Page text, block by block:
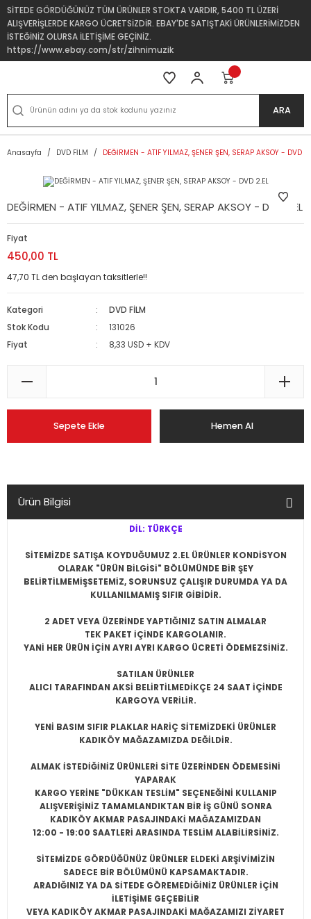
SİTEDE GÖRDÜĞÜNÜZ TÜM ÜRÜNLER STOKTA VARDIR, 5400 TL ÜZERİ
ALIŞVERİŞLERDE KARGO ÜCRETSİZDİR. EBAY'DE SATIŞTAKİ ÜRÜNLERİMİZDEN
İSTEĞİNİZ OLURSA İLETİŞİME GEÇİNİZ.
https://www.ebay.com/str/zihnimuzik
ARA
Anasayfa DVD FİLM DEĞİRMEN - ATIF YILMAZ, ŞENER ŞEN, SERAP AKSOY - DVD
DEĞİRMEN - ATIF YILMAZ, ŞENER ŞEN, SERAP AKSOY - DVD 2.EL
Fiyat
450,00 TL
47,70 TL den başlayan taksitlerle!!
Kategori
DVD FİLM
Stok Kodu
131026
Fiyat
8,33 USD + KDV
Sepete Ekle Hemen Al
Ürün Bilgisi
DİL: TÜRKÇE
SİTEMİZDE SATIŞA KOYDUĞUMUZ 2.EL ÜRÜNLER KONDİSYON
OLARAK "ÜRÜN BİLGİSİ" BÖLÜMÜNDE BİR ŞEY
BELİRTİLMEMİŞSETEMİZ, SORUNSUZ ÇALIŞIR DURUMDA YA DA
KULLANILMAMIŞ SIFIR GİBİDİR.
2 ADET VEYA ÜZERİNDE YAPTIĞINIZ SATIN ALMALAR
TEK PAKET İÇİNDE KARGOLANIR.
YANİ HER ÜRÜN İÇİN AYRI AYRI KARGO ÜCRETİ ÖDEMEZSİNİZ.
SATILAN ÜRÜNLER
ALICI TARAFINDAN AKSİ BELİRTİLMEDİKÇE 24 SAAT İÇİNDE
KARGOYA VERİLİR.
YENİ BASIM SIFIR PLAKLAR HARİÇ SİTEMİZDEKİ ÜRÜNLER
KADIKÖY MAĞAZAMIZDA DEĞİLDİR.
ALMAK İSTEDİĞİNİZ ÜRÜNLERİ SİTE ÜZERİNDEN ÖDEMESİNİ
YAPARAK
KARGO YERİNE "DÜKKAN TESLİM" SEÇENEĞİNİ KULLANIP
ALIŞVERİŞİNİZ TAMAMLANDIKTAN BİR İŞ GÜNÜ SONRA
KADIKÖY AKMAR PASAJINDAKİ MAĞAZAMIZDAN
12:00 - 19:00 SAATLERİ ARASINDA TESLİM ALABİLİRSİNİZ.
SİTEMİZDE GÖRDÜĞÜNÜZ ÜRÜNLER ELDEKİ ARŞİVİMİZİN
SADECE BİR BÖLÜMÜNÜ KAPSAMAKTADIR.
ARADIĞINIZ YA DA SİTEDE GÖREMEDİĞİNİZ ÜRÜNLER İÇİN
İLETİŞİME GEÇEBİLİR
VEYA KADIKÖY AKMAR PASAJINDAKİ MAĞAZAMIZI ZİYARET